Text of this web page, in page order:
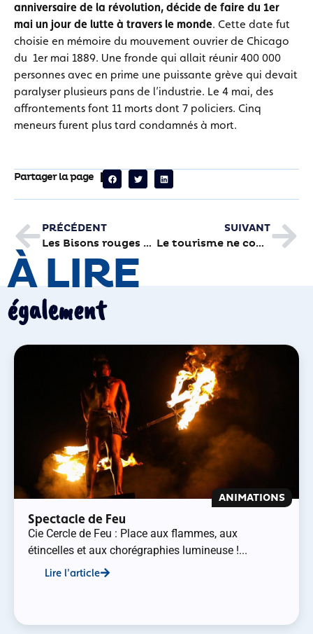
anniversaire de la révolution, décide de faire du 1er
mai un jour de lutte à travers le monde. Cette date fut
choisie en mémoire du mouvement ouvrier de Chicago
du 1er mai 1889. Une fronde qui allait réunir 400 000
personnes avec en prime une puissante grève qui devait
paralyser plusieurs pans de l’industrie. Le 4 mai, des
affrontements font 11 morts dont 7 policiers. Cinq
meneurs furent plus tard condamnés à mort.
Partager la page
PRÉCÉDENT
Les Bisons rouges au musée
SUIVANT
Le tourisme ne connaît pas la crise
À LIRE
également
ANIMATIONS
Spectacle de Feu
Cie Cercle de Feu : Place aux flammes, aux
étincelles et aux chorégraphies lumineuse !...
Lire l'article